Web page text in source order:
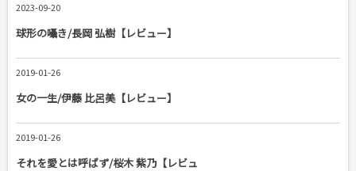
2023-09-20
球形の囁き/長岡 弘樹【レビュー】
2019-01-26
女の一生/伊藤 比呂美【レビュー】
2019-01-26
それを愛とは呼ばず/桜木 紫乃【レビュ